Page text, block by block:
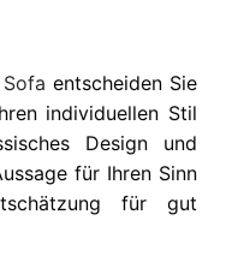
Sofa entscheiden Sie
individuellen Stil
Design und
für Ihren Sinn
für gut